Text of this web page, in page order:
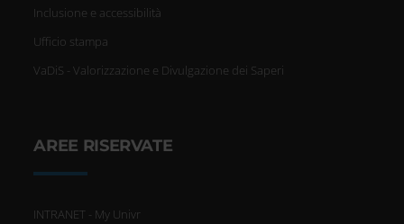
Inclusione e accessibilità
Ufficio stampa
VaDiS - Valorizzazione e Divulgazione dei Saperi
AREE RISERVATE
INTRANET - My Univr